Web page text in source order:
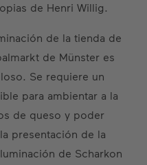
de Henri Willig.
de la tienda de
de Münster es
Se requiere un
para ambientar a la
de queso y poder
presentación de la
de Scharkon